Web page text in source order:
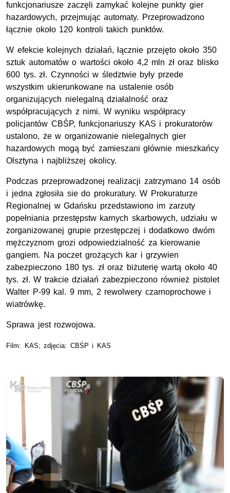
funkcjonariusze zaczęli zamykać kolejne punkty gier
hazardowych, przejmując automaty. Przeprowadzono
łącznie około 120 kontroli takich punktów.
W efekcie kolejnych działań, łącznie przejęto około 350
sztuk automatów o wartości około 4,2 mln zł oraz blisko
600 tys. zł. Czynności w śledztwie były przede
wszystkim ukierunkowane na ustalenie osób
organizujących nielegalną działalność oraz
współpracujących z nimi. W wyniku współpracy
policjantów CBŚP, funkcjonariuszy KAS i prokuratorów
ustalono, że w organizowanie nielegalnych gier
hazardowych mogą być zamieszani głównie mieszkańcy
Olsztyna i najbliższej okolicy.
Podczas przeprowadzonej realizacji zatrzymano 14 osób
i jedna zgłosiła sie do prokuratury. W Prokuraturze
Regionalnej w Gdańsku przedstawiono im zarzuty
popełniania przestępstw karnych skarbowych, udziału w
zorganizowanej grupie przestępczej i dodatkowo dwóm
mężczyznom grozi odpowiedzialność za kierowanie
gangiem. Na poczet grożących kar i grzywien
zabezpieczono 180 tys. zł oraz biżuterię wartą około 40
tys. zł. W trakcie działań zabezpieczono również pistolet
Walter P-99 kal. 9 mm, 2 rewolwery czarnoprochowe i
wiatrówkę.
Sprawa jest rozwojowa.
Film: KAS; zdjęcia: CBŚP i KAS